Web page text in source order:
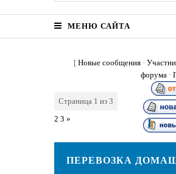
МЕНЮ САЙТА
[ Новые сообщения ·
форума ·
Страница 1 из 3
2 3 »
ПЕРЕВОЗКА